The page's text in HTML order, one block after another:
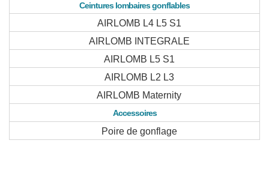
Ceintures lombaires gonflables
AIRLOMB L4 L5 S1
AIRLOMB INTEGRALE
AIRLOMB L5 S1
AIRLOMB L2 L3
AIRLOMB Maternity
Accessoires
Poire de gonflage